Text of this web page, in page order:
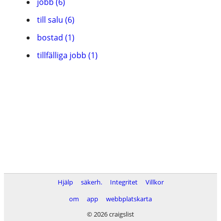
till salu (6)
bostad (1)
tillfälliga jobb (1)
Hjälp säkerh. Integritet
Villkor
om
app
webbplatskarta
© 2026 craigslist